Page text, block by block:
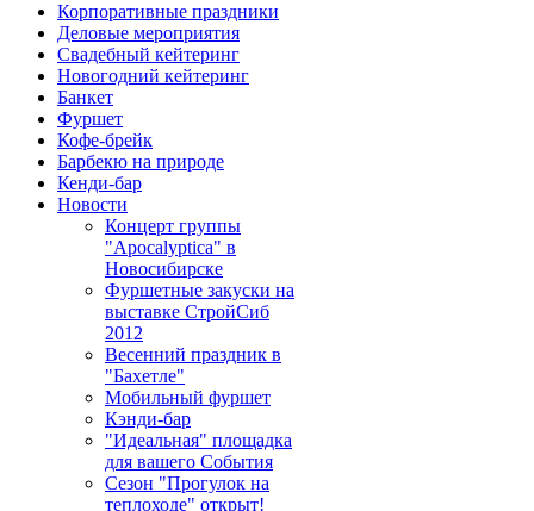
Корпоративные праздники
Деловые мероприятия
Свадебный кейтеринг
Новогодний кейтеринг
Банкет
Фуршет
Кофе-брейк
Барбекю на природе
Кенди-бар
Новости
Концерт группы
"Apocalyptica" в
Новосибирске
Фуршетные закуски на
выставке СтройСиб
2012
Весенний праздник в
"Бахетле"
Мобильный фуршет
Кэнди-бар
"Идеальная" площадка
для вашего События
Сезон "Прогулок на
теплоходе" открыт!